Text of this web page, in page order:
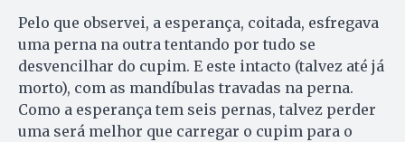
Pelo que observei, a esperança, coitada, esfregava
uma perna na outra tentando por tudo se
desvencilhar do cupim. E este intacto (talvez até já
morto), com as mandíbulas travadas na perna.
Como a esperança tem seis pernas, talvez perder
uma será melhor que carregar o cupim para o